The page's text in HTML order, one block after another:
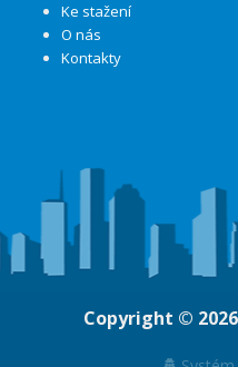
Ke stažení
O nás
Kontakty
Copyright © 2026